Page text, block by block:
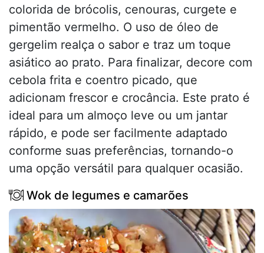
colorida de brócolis, cenouras, curgete e
pimentão vermelho. O uso de óleo de
gergelim realça o sabor e traz um toque
asiático ao prato. Para finalizar, decore com
cebola frita e coentro picado, que
adicionam frescor e crocância. Este prato é
ideal para um almoço leve ou um jantar
rápido, e pode ser facilmente adaptado
conforme suas preferências, tornando-o
uma opção versátil para qualquer ocasião.
Wok de legumes e camarões